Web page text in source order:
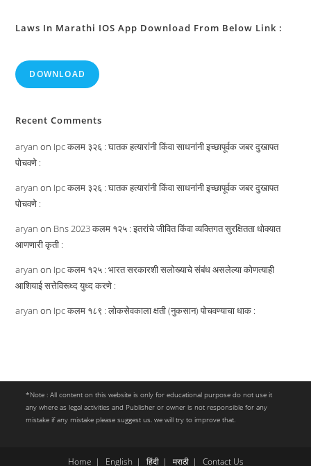
Laws In Marathi IOS App Download From Below Link :
DOWNLOAD
Recent Comments
aryan on Ipc कलम ३२६ : घातक हत्यारांनी किंवा साधनांनी इच्छापूर्वक जबर दुखापत
पोचवणे :
aryan on Ipc कलम ३२६ : घातक हत्यारांनी किंवा साधनांनी इच्छापूर्वक जबर दुखापत
पोचवणे :
aryan on Bns 2023 कलम १२५ : इतरांचे जीवित किंवा व्यक्तिगत सुरक्षितता धोक्यात
आणणारी कृती :
aryan on Ipc कलम १२५ : भारत सरकारशी सलोख्याचे संबंध असलेल्या कोणत्याही
आशियाई सत्तेविरूध्द युध्द करणे :
aryan on Ipc कलम १८९ : लोकसेवकाला क्षती (नुकसान) पोचवण्याचा धाक :
*Note : All content on this website is only for educational purpose do not use it
any where as legal activities and Publisher or owner is not responsible for any
mistake if any mistake please suggest us. we will try to improve that.
Home English हिंदी मराठी Contact Us